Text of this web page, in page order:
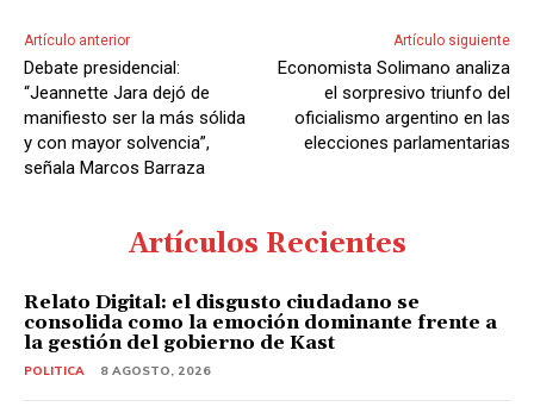
Artículo anterior
Debate presidencial:
“Jeannette Jara dejó de
manifiesto ser la más sólida
y con mayor solvencia”,
señala Marcos Barraza
Artículo siguiente
Economista Solimano analiza
el sorpresivo triunfo del
oficialismo argentino en las
elecciones parlamentarias
Artículos Recientes
Relato Digital: el disgusto ciudadano se
consolida como la emoción dominante frente a
la gestión del gobierno de Kast
POLITICA 8 AGOSTO, 2026